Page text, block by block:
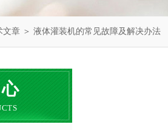
文章 ＞ 液体灌装机的常见故障及解决办法